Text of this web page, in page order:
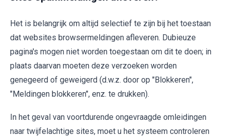
Het is belangrijk om altijd selectief te zijn bij het toestaan
dat websites browsermeldingen afleveren. Dubieuze
pagina's mogen niet worden toegestaan om dit te doen; in
plaats daarvan moeten deze verzoeken worden
genegeerd of geweigerd (d.w.z. door op "Blokkeren",
"Meldingen blokkeren", enz. te drukken).
In het geval van voortdurende ongevraagde omleidingen
naar twijfelachtige sites, moet u het systeem controleren